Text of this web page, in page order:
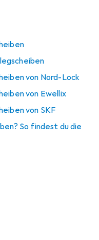
von Nord-Lock
von Ewellix
von SKF
So findest du die